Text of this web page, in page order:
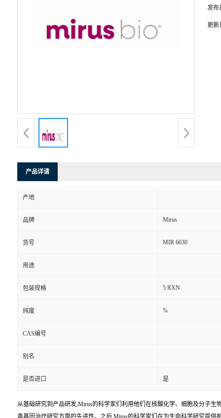
发布
更新
产品详请
产地
品牌 Mirus
货号 MIR 6630
用途
包装规格 5 RXN
纯度 %
CAS编号
别名
是否进口 是
从基础研究到产品研发,Mirus的科学家们利用他们在核酸化学、细胞及分子
毒基因治疗研究方面的先进性。之后,Mirus的科学家们在为生命科学研究提供